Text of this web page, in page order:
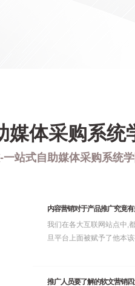
媒体采购系统
站式自助媒体采购系统
内容营销对于产品推广究竟
我们在各大互联网站点中,
旦平台上面被赋予了他本
推广人员要了解的软文营销